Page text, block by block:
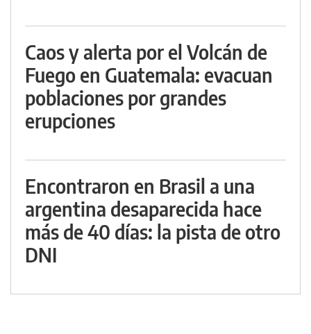
Caos y alerta por el Volcán de
Fuego en Guatemala: evacuan
poblaciones por grandes
erupciones
Encontraron en Brasil a una
argentina desaparecida hace
más de 40 días: la pista de otro
DNI